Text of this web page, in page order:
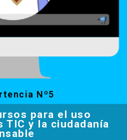
Nº5
para el uso
TIC y la ciudadanía